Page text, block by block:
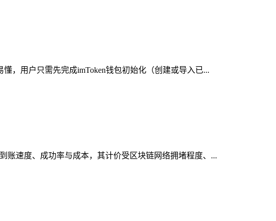
，用户只需先完成imToken钱包初始化（创建或导入已...
账速度、成功率与成本，其计价受区块链网络拥堵程度、...